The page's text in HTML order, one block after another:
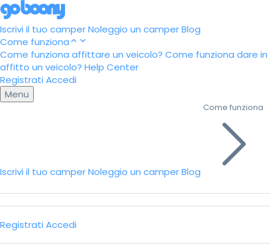
Iscrivi il tuo camperNoleggio un camperBlog
Come funziona
Come funziona affittare un veicolo? Come funziona dare in
affitto un veicolo? Help Center
Registrati Accedi
Menu
Iscrivi il tuo camperNoleggio un camperBlog
Come funziona
Registrati Accedi